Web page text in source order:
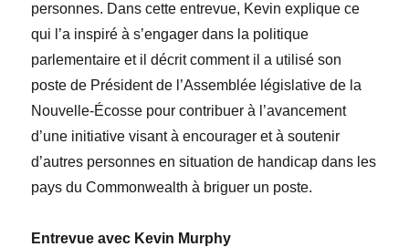
personnes. Dans cette entrevue, Kevin explique ce
qui l’a inspiré à s’engager dans la politique
parlementaire et il décrit comment il a utilisé son
poste de Président de l’Assemblée législative de la
Nouvelle-Écosse pour contribuer à l’avancement
d’une initiative visant à encourager et à soutenir
d’autres personnes en situation de handicap dans les
pays du Commonwealth à briguer un poste.
Entrevue avec Kevin Murphy